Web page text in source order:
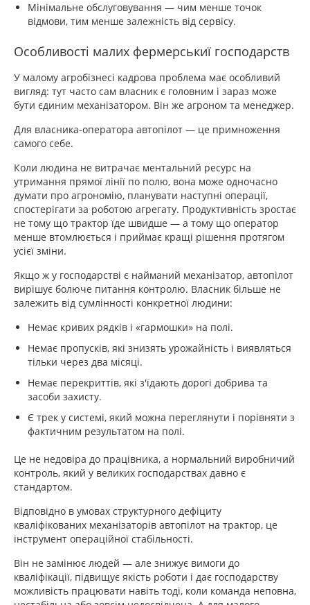
Мінімальне обслуговування — чим менше точок
відмови, тим менше залежність від сервісу.
Особливості малих фермерськиї господарств
У малому агробізнесі кадрова проблема має особливий
вигляд: тут часто сам власник є головним і зараз може
бути єдиним механізатором. Він же агроном та менеджер.
Для власника-оператора автопілот — це примноження
самого себе.
Коли людина не витрачає ментальний ресурс на
утримання прямої лінії по полю, вона може одночасно
думати про агрономію, планувати наступні операції,
спостерігати за роботою агрегату. Продуктивність зростає
не тому що трактор їде швидше — а тому що оператор
менше втомлюється і приймає кращі рішення протягом
усієї зміни.
Якщо ж у господарстві є найманий механізатор, автопілот
вирішує болюче питання контролю. Власник більше не
залежить від сумлінності конкретної людини:
Немає кривих рядків і «гармошки» на полі.
Немає пропусків, які знизять урожайність і виявляться
тільки через два місяці.
Немає перекриттів, які з'їдають дорогі добрива та
засоби захисту.
Є трек у системі, який можна переглянути і порівняти з
фактичним результатом на полі.
Це не недовіра до працівника, а нормальний виробничий
контроль, який у великих господарствах давно є
стандартом.
Відповідно в умовах структурного дефіциту
кваліфікованих механізаторів автопілот на трактор, це
інструмент операційної стабільності.
Він не замінює людей — але знижує вимоги до
кваліфікації, підвищує якість роботи і дає господарству
можливість працювати навіть тоді, коли команда неповна,